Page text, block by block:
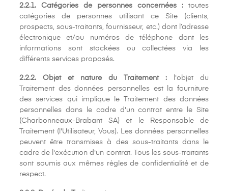
2.2.1. Catégories de personnes concernées : toutes
catégories de personnes utilisant ce Site (clients,
prospects, sous-traitants, fournisseur, etc.) dont l’adresse
électronique et/ou numéros de téléphone dont les
informations sont stockées ou collectées via les
différents services proposés.
2.2.2. Objet et nature du Traitement : l'objet du
Traitement des données personnelles est la fourniture
des services qui implique le Traitement des données
personnelles dans le cadre d'un contrat entre le Site
(Charbonneaux-Brabant SA) et le Responsable de
Traitement (l'Utilisateur, Vous). Les données personnelles
peuvent être transmises à des sous-traitants dans le
cadre de l'exécution d'un contrat. Tous les sous-traitants
sont soumis aux mêmes règles de confidentialité et de
respect.